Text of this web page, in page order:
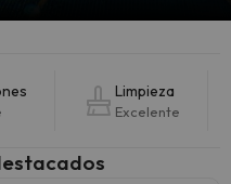
Limpieza
Excelente